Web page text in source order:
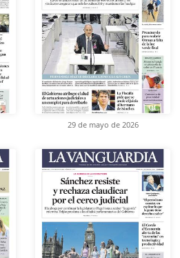
29 de mayo de 2026